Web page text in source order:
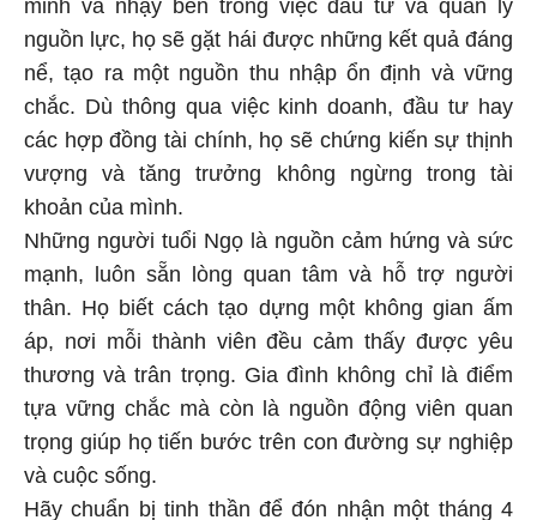
minh và nhạy bén trong việc đầu tư và quản lý
nguồn lực, họ sẽ gặt hái được những kết quả đáng
nể, tạo ra một nguồn thu nhập ổn định và vững
chắc. Dù thông qua việc kinh doanh, đầu tư hay
các hợp đồng tài chính, họ sẽ chứng kiến sự thịnh
vượng và tăng trưởng không ngừng trong tài
khoản của mình.
Những người tuổi Ngọ là nguồn cảm hứng và sức
mạnh, luôn sẵn lòng quan tâm và hỗ trợ người
thân. Họ biết cách tạo dựng một không gian ấm
áp, nơi mỗi thành viên đều cảm thấy được yêu
thương và trân trọng. Gia đình không chỉ là điểm
tựa vững chắc mà còn là nguồn động viên quan
trọng giúp họ tiến bước trên con đường sự nghiệp
và cuộc sống.
Hãy chuẩn bị tinh thần để đón nhận một tháng 4